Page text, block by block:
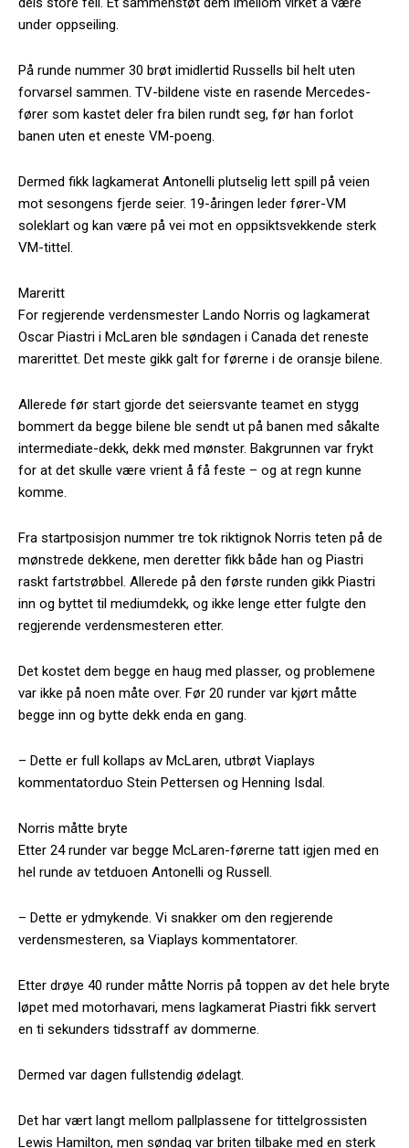
under oppseiling.
På runde nummer 30 brøt imidlertid Russells bil helt uten
forvarsel sammen. TV-bildene viste en rasende Mercedes-
fører som kastet deler fra bilen rundt seg, før han forlot
banen uten et eneste VM-poeng.
Dermed fikk lagkamerat Antonelli plutselig lett spill på veien
mot sesongens fjerde seier. 19-åringen leder fører-VM
soleklart og kan være på vei mot en oppsiktsvekkende sterk
VM-tittel.
Mareritt
For regjerende verdensmester Lando Norris og lagkamerat
Oscar Piastri i McLaren ble søndagen i Canada det reneste
marerittet. Det meste gikk galt for førerne i de oransje bilene.
Allerede før start gjorde det seiersvante teamet en stygg
bommert da begge bilene ble sendt ut på banen med såkalte
intermediate-dekk, dekk med mønster. Bakgrunnen var frykt
for at det skulle være vrient å få feste – og at regn kunne
komme.
Fra startposisjon nummer tre tok riktignok Norris teten på de
mønstrede dekkene, men deretter fikk både han og Piastri
raskt fartstrøbbel. Allerede på den første runden gikk Piastri
inn og byttet til mediumdekk, og ikke lenge etter fulgte den
regjerende verdensmesteren etter.
Det kostet dem begge en haug med plasser, og problemene
var ikke på noen måte over. Før 20 runder var kjørt måtte
begge inn og bytte dekk enda en gang.
– Dette er full kollaps av McLaren, utbrøt Viaplays
kommentatorduo Stein Pettersen og Henning Isdal.
Norris måtte bryte
Etter 24 runder var begge McLaren-førerne tatt igjen med en
hel runde av tetduoen Antonelli og Russell.
– Dette er ydmykende. Vi snakker om den regjerende
verdensmesteren, sa Viaplays kommentatorer.
Etter drøye 40 runder måtte Norris på toppen av det hele bryte
løpet med motorhavari, mens lagkamerat Piastri fikk servert
en ti sekunders tidsstraff av dommerne.
Dermed var dagen fullstendig ødelagt.
Det har vært langt mellom pallplassene for tittelgrossisten
Lewis Hamilton, men søndag var briten tilbake med en sterk